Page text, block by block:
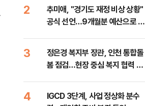
2
추미애, "경기도 재정 비상 상황"
공식 선언…9개월분 예산으로 민
3
정은경 복지부 장관, 인천 통합돌
봄 점검…현장 중심 복지 협력 강
4
IGCD 3단계, 사업 정상화 분수